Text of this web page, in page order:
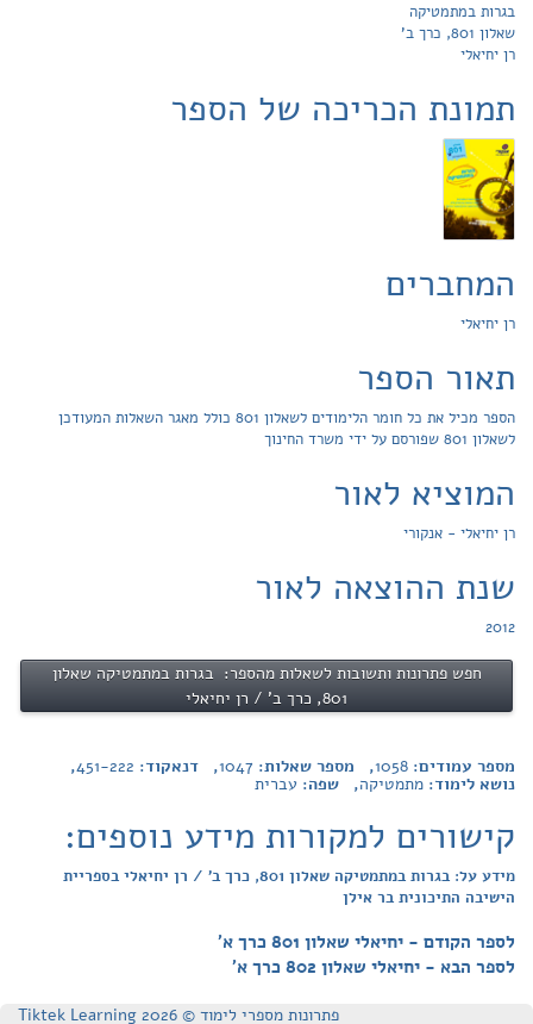
בגרות במתמטיקה
שאלון 801, כרך ב'
רן יחיאלי
תמונת הכריכה של הספר
המחברים
רן יחיאלי
תאור הספר
הספר מכיל את כל חומר הלימודים לשאלון 801 כולל מאגר השאלות המעודכן
לשאלון 801 שפורסם על ידי משרד החינוך
המוציא לאור
רן יחיאלי - אנקורי
שנת ההוצאה לאור
2012
חפש פתרונות ותשובות לשאלות מהספר: בגרות במתמטיקה שאלון
801, כרך ב' / רן יחיאלי
מספר עמודים: 1058, מספר שאלות: 1047, דנאקוד: 451-222
,
נושא לימוד: מתמטיקה, שפה: עברית
קישורים למקורות מידע נוספים:
מידע על: בגרות במתמטיקה שאלון 801, כרך ב' / רן יחיאלי בספריית
הישיבה התיכונית בר אילן
לספר הקודם - יחיאלי שאלון 801 כרך א'
לספר הבא - יחיאלי שאלון 802 כרך א'
פתרונות מספרי לימוד © Tiktek Learning 2026